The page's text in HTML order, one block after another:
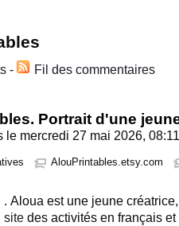
- Fil des commentaires
Portrait d'une
le mercredi 27 mai 2026, 08:11
AlouPrintables.etsy.com
. Aloua est une jeune
site des activités en français